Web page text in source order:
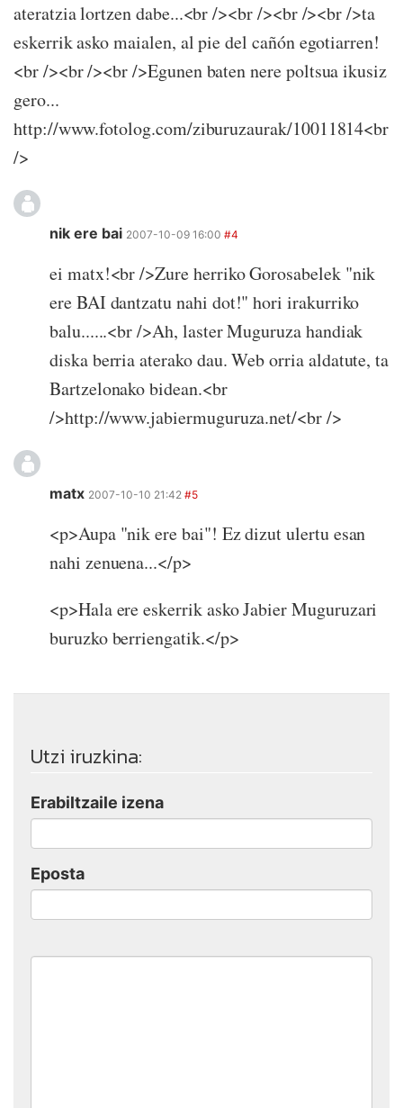
ateratzia lortzen dabe...<br /><br /><br /><br />ta
eskerrik asko maialen, al pie del cañón egotiarren!
<br /><br /><br />Egunen baten nere poltsua ikusiz
gero...
http://www.fotolog.com/ziburuzaurak/10011814<br
/>
nik ere bai 2007-10-09 16:00 #4
ei matx!<br />Zure herriko Gorosabelek "nik
ere BAI dantzatu nahi dot!" hori irakurriko
balu......<br />Ah, laster Muguruza handiak
diska berria aterako dau. Web orria aldatute, ta
Bartzelonako bidean.<br
/>http://www.jabiermuguruza.net/<br />
matx 2007-10-10 21:42 #5
<p>Aupa "nik ere bai"! Ez dizut ulertu esan
nahi zenuena...</p>
<p>Hala ere eskerrik asko Jabier Muguruzari
buruzko berriengatik.</p>
Utzi iruzkina:
Erabiltzaile izena
Eposta